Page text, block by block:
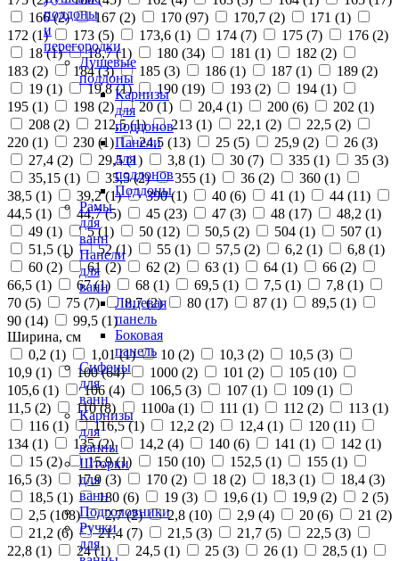
поддоны
и
перегородки
Душевые
поддоны
Карнизы
для
поддонов
Панели
для
поддонов
Поддоны
Рамы
для
ванн
Панели
для
ванн
Лицевая
панель
Боковая
панель
Сифоны
для
ванн
Карнизы
для
ванны
Шторки
для
ванн
Подголовники
Ручки
для
166 (2) 167 (2) 170 (97) 170,7 (2) 171 (1)
172 (1) 173 (5) 173,6 (1) 174 (7) 175 (7) 176 (2)
18 (1) 18,7 (1) 180 (34) 181 (1) 182 (2)
183 (2) 184 (3) 185 (3) 186 (1) 187 (1) 189 (2)
19 (1) 19,8 (1) 190 (19) 193 (2) 194 (1)
195 (1) 198 (2) 20 (1) 20,4 (1) 200 (6) 202 (1)
208 (2) 212,5 (1) 213 (1) 22,1 (2) 22,5 (2)
220 (1) 230 (1) 24,5 (13) 25 (5) 25,9 (2) 26 (3)
27,4 (2) 29,5 (1) 3,8 (1) 30 (7) 335 (1) 35 (3)
35,15 (1) 35,5 (2) 355 (1) 36 (2) 360 (1)
38,5 (1) 39,2 (1) 390 (1) 40 (6) 41 (1) 44 (11)
44,5 (1) 44,7 (5) 45 (23) 47 (3) 48 (17) 48,2 (1)
49 (1) 5 (1) 50 (12) 50,5 (2) 504 (1) 507 (1)
51,5 (1) 52 (1) 55 (1) 57,5 (2) 6,2 (1) 6,8 (1)
60 (2) 61 (2) 62 (2) 63 (1) 64 (1) 66 (2)
66,5 (1) 67 (1) 68 (1) 69,5 (1) 7,5 (1) 7,8 (1)
70 (5) 75 (7) 8,7 (2) 80 (17) 87 (1) 89,5 (1)
90 (14) 99,5 (1)
Ширина, см
0,2 (1) 1,01 (1) 10 (2) 10,3 (2) 10,5 (3)
10,9 (1) 100 (64) 1000 (2) 101 (2) 105 (10)
105,6 (1) 106 (4) 106,5 (3) 107 (1) 109 (1)
11,5 (2) 110 (8) 1100а (1) 111 (1) 112 (2) 113 (1)
116 (1) 116,5 (1) 12,2 (2) 12,4 (1) 120 (11)
134 (1) 135 (2) 14,2 (4) 140 (6) 141 (1) 142 (1)
15 (2) 15,9 (1) 150 (10) 152,5 (1) 155 (1)
16,5 (3) 17,9 (3) 170 (2) 18 (2) 18,3 (1) 18,4 (3)
18,5 (1) 180 (6) 19 (3) 19,6 (1) 19,9 (2) 2 (5)
2,5 (108) 2,7 (2) 2,8 (10) 2,9 (4) 20 (6) 21 (2)
21,2 (6) 21,4 (7) 21,5 (3) 21,7 (5) 22,5 (3)
22,8 (1) 24 (1) 24,5 (1) 25 (3) 26 (1) 28,5 (1)